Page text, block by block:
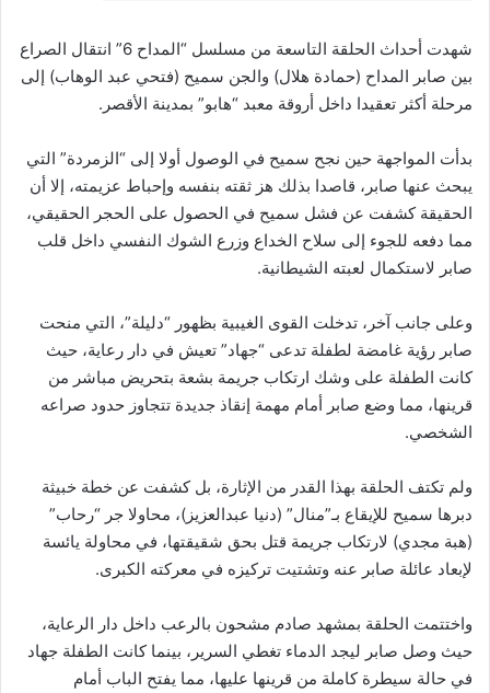
شهدت أحداث الحلقة التاسعة من مسلسل “المداح 6” انتقال الصراع
بين صابر المداح (حمادة هلال) والجن سميح (فتحي عبد الوهاب) إلى
مرحلة أكثر تعقيدا داخل أروقة معبد “هابو” بمدينة الأقصر.
بدأت المواجهة حين نجح سميح في الوصول أولا إلى “الزمردة” التي
يبحث عنها صابر، قاصدا بذلك هز ثقته بنفسه وإحباط عزيمته، إلا أن
الحقيقة كشفت عن فشل سميح في الحصول على الحجر الحقيقي،
مما دفعه للجوء إلى سلاح الخداع وزرع الشوك النفسي داخل قلب
صابر لاستكمال لعبته الشيطانية.
وعلى جانب آخر، تدخلت القوى الغيبية بظهور “دليلة”، التي منحت
صابر رؤية غامضة لطفلة تدعى “جهاد” تعيش في دار رعاية، حيث
كانت الطفلة على وشك ارتكاب جريمة بشعة بتحريض مباشر من
قرينها، مما وضع صابر أمام مهمة إنقاذ جديدة تتجاوز حدود صراعه
الشخصي.
ولم تكتف الحلقة بهذا القدر من الإثارة، بل كشفت عن خطة خبيثة
دبرها سميح للإيقاع بـ”منال” (دنيا عبدالعزيز)، محاولا جر “رحاب”
(هبة مجدي) لارتكاب جريمة قتل بحق شقيقتها، في محاولة يائسة
لإبعاد عائلة صابر عنه وتشتيت تركيزه في معركته الكبرى.
واختتمت الحلقة بمشهد صادم مشحون بالرعب داخل دار الرعاية،
حيث وصل صابر ليجد الدماء تغطي السرير، بينما كانت الطفلة جهاد
في حالة سيطرة كاملة من قرينها عليها، مما يفتح الباب أمام